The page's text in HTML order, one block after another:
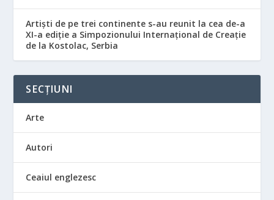
Artiști de pe trei continente s-au reunit la cea de-a
XI-a ediție a Simpozionului Internațional de Creație
de la Kostolac, Serbia
SECȚIUNI
Arte
Autori
Ceaiul englezesc